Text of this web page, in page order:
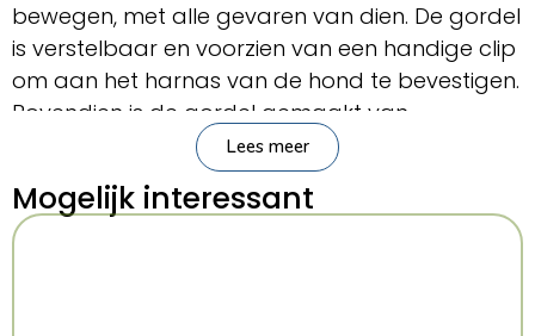
bewegen, met alle gevaren van dien. De gordel
is verstelbaar en voorzien van een handige clip
om aan het harnas van de hond te bevestigen.
Bovendien is de gordel gemaakt van
gerecycled materiaal, een duurzame keuze
dus. Het leuke printje maakt de gordel
helemaal af!
Geschikt voor honden tot 20 kg.
Lees meer
Mogelijk interessant